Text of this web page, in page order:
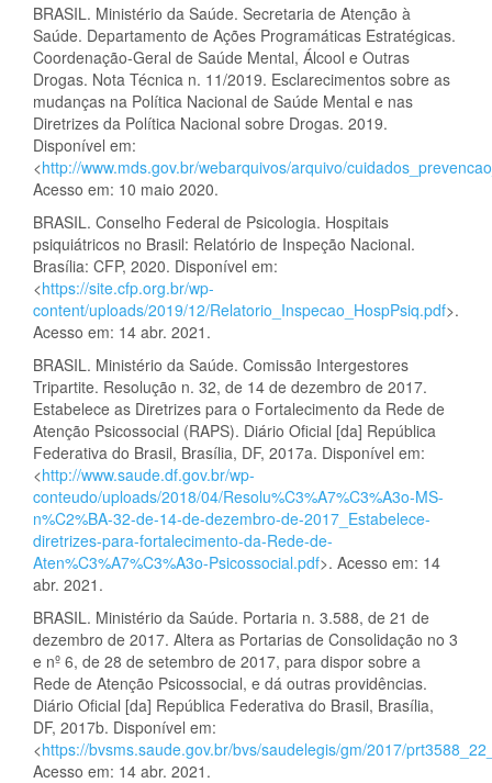
BRASIL. Ministério da Saúde. Secretaria de Atenção à
Saúde. Departamento de Ações Programáticas Estratégicas.
Coordenação-Geral de Saúde Mental, Álcool e Outras
Drogas. Nota Técnica n. 11/2019. Esclarecimentos sobre as
mudanças na Política Nacional de Saúde Mental e nas
Diretrizes da Política Nacional sobre Drogas. 2019.
Disponível em:
<http://www.mds.gov.br/webarquivos/arquivo/
Acesso em: 10 maio 2020.
BRASIL. Conselho Federal de Psicologia. Hospitais
psiquiátricos no Brasil: Relatório de Inspeção Nacional.
Brasília: CFP, 2020. Disponível em:
<https://site.cfp.org.br/wp-
content/uploads/2019/12/Relatorio_Inspecao_HospPsiq.pdf>.
Acesso em: 14 abr. 2021.
BRASIL. Ministério da Saúde. Comissão Intergestores
Tripartite. Resolução n. 32, de 14 de dezembro de 2017.
Estabelece as Diretrizes para o Fortalecimento da Rede de
Atenção Psicossocial (RAPS). Diário Oficial [da] República
Federativa do Brasil, Brasília, DF, 2017a. Disponível em:
<http://www.saude.df.gov.br/wp-
conteudo/uploads/2018/04/Resolu%C3%A7%C3%A3o-MS-
n%C2%BA-32-de-14-de-dezembro-de-2017_Estabelece-
diretrizes-para-fortalecimento-da-Rede-de-
Aten%C3%A7%C3%A3o-Psicossocial.pdf>. Acesso em: 14
abr. 2021.
BRASIL. Ministério da Saúde. Portaria n. 3.588, de 21 de
dezembro de 2017. Altera as Portarias de Consolidação no 3
e nº 6, de 28 de setembro de 2017, para dispor sobre a
Rede de Atenção Psicossocial, e dá outras providências.
Diário Oficial [da] República Federativa do Brasil, Brasília,
DF, 2017b. Disponível em:
<https://bvsms.saude.gov.br/bvs/saudelegis/gm/2017/
Acesso em: 14 abr. 2021.